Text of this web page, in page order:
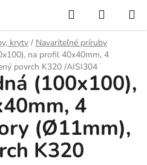
Hľadať
KOŠÍK
kryty / Navariteľné príruby
na profil 40x40mm, 4
povrch K320 /AISI304
(100x100),
4
(Ø11mm),
K320